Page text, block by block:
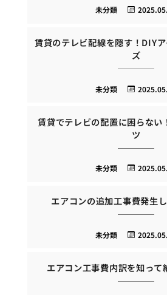
未分類
賃貸のテレビ配線を隠す！DIY
ズ
未分類
賃貸でテレビの配置に困らない
ツ
未分類
エアコンの追加工事費発生
未分類
エアコン工事費内訳を知って